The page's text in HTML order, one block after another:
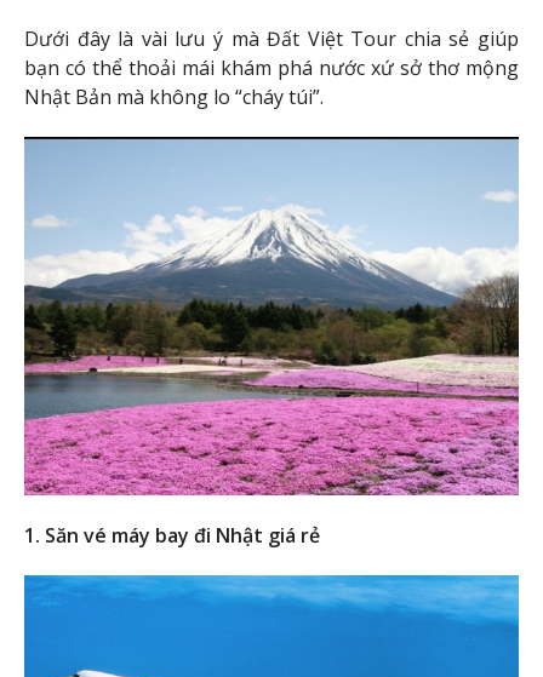
Dưới đây là vài lưu ý mà Đất Việt Tour chia sẻ giúp
bạn có thể thoải mái khám phá nước xứ sở thơ mộng
Nhật Bản mà không lo “cháy túi”.
1. Săn vé máy bay đi Nhật giá rẻ